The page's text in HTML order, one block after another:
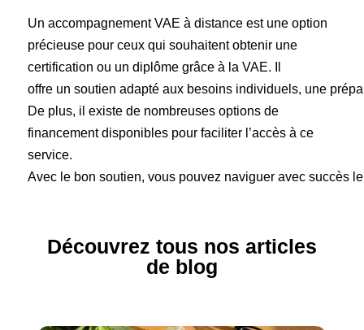
Un accompagnement VAE à distance est une option
précieuse pour ceux qui souhaitent obtenir une
certification ou un diplôme grâce à la VAE. Il
offre un soutien adapté aux besoins individuels, une
De plus, il existe de nombreuses options de
financement disponibles pour faciliter l’accès à ce
service.
Avec le bon soutien, vous pouvez naviguer avec succès
Découvrez tous nos articles
de blog